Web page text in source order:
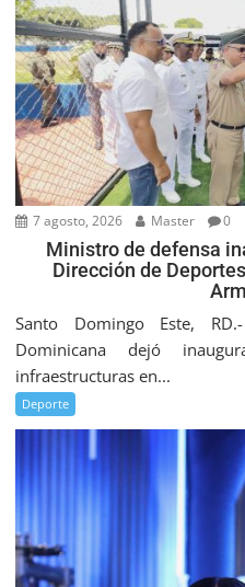
7 agosto, 2026 Master 0
Ministro de defensa
Dirección de
Santo Domingo Este,
Dominicana dejó
infraestructuras en...
Deporte